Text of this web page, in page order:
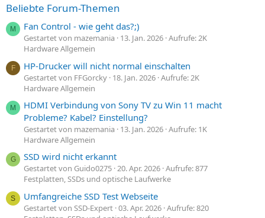
Beliebte Forum-Themen
M Fan Control - wie geht das?;)
Gestartet von mazemania 13. Jan. 2026 Aufrufe: 2K
Hardware Allgemein
F HP-Drucker will nicht normal einschalten
Gestartet von FFGorcky 18. Jan. 2026 Aufrufe: 2K
Hardware Allgemein
M
HDMI Verbindung von Sony TV zu Win 11 macht
Probleme? Kabel? Einstellung?
Gestartet von mazemania 13. Jan. 2026 Aufrufe: 1K
Hardware Allgemein
G SSD wird nicht erkannt
Gestartet von Guido0275 20. Apr. 2026 Aufrufe: 877
Festplatten, SSDs und optische Laufwerke
S Umfangreiche SSD Test Webseite
Gestartet von SSD-Expert 03. Apr. 2026 Aufrufe: 820